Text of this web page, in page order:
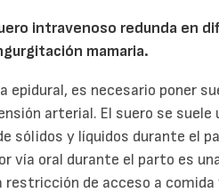
intravenoso redunda en
mamaria.
epidural, es necesario poner
arterial. El suero se
sólidos y líquidos durante el
vía oral durante el parto es
restricción de acceso a